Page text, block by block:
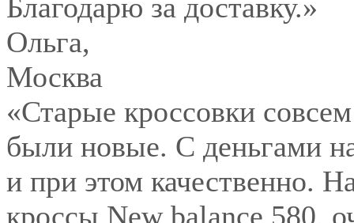
Благодарю за доставку.»
Ольга,
Москва
«Старые кроссовки
были новые. С деньгами
и при этом качественно.
кроссы New balance 580,